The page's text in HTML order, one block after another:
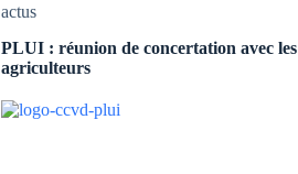
actus
PLUI : réunion de concertation avec les
agriculteurs